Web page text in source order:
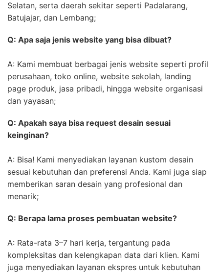
Selatan, serta daerah sekitar seperti Padalarang,
Batujajar, dan Lembang;
Q: Apa saja jenis website yang bisa dibuat?
A: Kami membuat berbagai jenis website seperti profil
perusahaan, toko online, website sekolah, landing
page produk, jasa pribadi, hingga website organisasi
dan yayasan;
Q: Apakah saya bisa request desain sesuai
keinginan?
A: Bisa! Kami menyediakan layanan kustom desain
sesuai kebutuhan dan preferensi Anda. Kami juga siap
memberikan saran desain yang profesional dan
menarik;
Q: Berapa lama proses pembuatan website?
A: Rata-rata 3–7 hari kerja, tergantung pada
kompleksitas dan kelengkapan data dari klien. Kami
juga menyediakan layanan ekspres untuk kebutuhan